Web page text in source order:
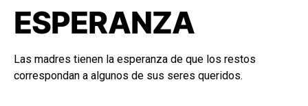
ESPERANZA
Las madres tienen la esperanza de que los restos
correspondan a algunos de sus seres queridos.